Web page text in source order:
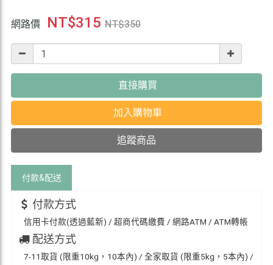
網路價 NT$315 NT$350
直接購買
加入購物車
追蹤商品
付款&配送
付款方式
信用卡付款(透過藍新) / 超商代碼繳費 / 網路ATM / ATM轉帳
配送方式
7-11取貨 (限重10kg，10本內) / 全家取貨 (限重5kg，5本內) /